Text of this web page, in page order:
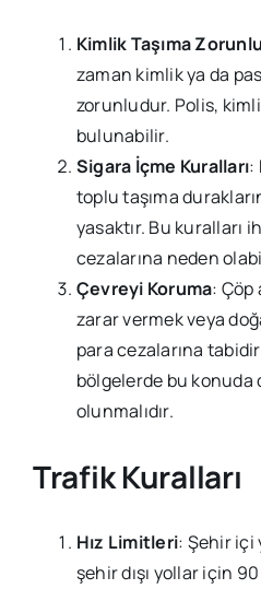
Kimlik Taşıma
zaman kimlik ya da
zorunludur. Polis,
bulunabilir.
Sigara İçme Kuralları:
toplu taşıma
yasaktır. Bu kuralları
cezalarına neden
Çevreyi Koruma: Çöp
zarar vermek veya
para cezalarına
bölgelerde bu konuda
olunmalıdır.
Trafik Kuralları
Hız Limitleri: Şehir içi
şehir dışı yollar için